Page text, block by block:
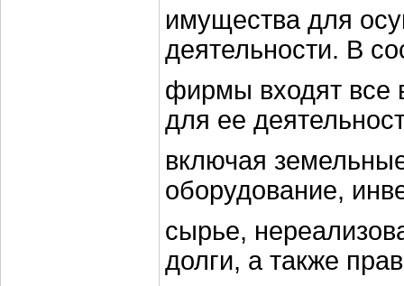
имущества для
деятельности. В
фирмы входят все
для ее
включая
оборудование,
сырье,
долги, а также